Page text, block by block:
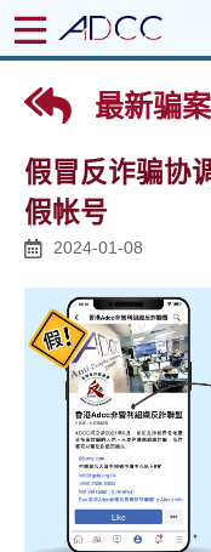
最新骗
假冒反诈骗协
假帐号
2024-01-08